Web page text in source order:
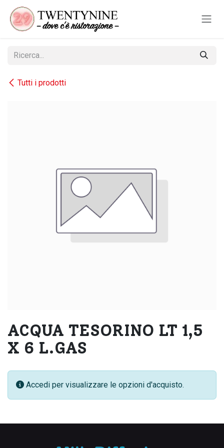
Passa al contenuto
Tutti i prodotti
ACQUA TESORINO LT 1,5
X 6 L.GAS
Accedi per visualizzare le opzioni d'acquisto.